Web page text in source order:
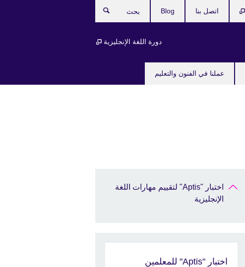
عملنا في الفنون والتعليم
دورة اللغة الإنجليزية
اتصل بنا Blog
اختبار "Aptis" لتقييم مهارات اللغة
الإنجليزية
اختبار "Aptis" للمعلمين